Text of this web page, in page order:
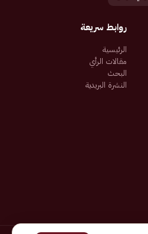
روابط سريعة
الرئيسية
مقالات الرأي
البحث
النشرة البريدية